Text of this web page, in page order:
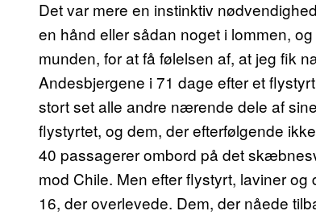
Det var mere en instinktiv
en hånd eller sådan noget i lommen,
munden, for at få følelsen af, at jeg fik
Andesbjergene i 71 dage efter et
stort set alle andre nærende dele af
flystyrtet, og dem, der efterfølgende
40 passagerer ombord på det
mod Chile. Men efter flystyrt, laviner
16, der overlevede. Dem, der nåede